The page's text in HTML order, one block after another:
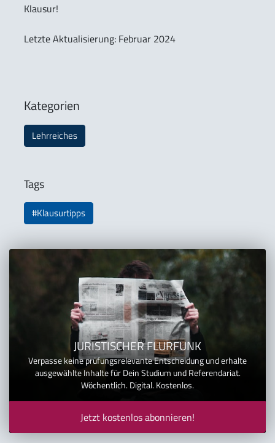
Klausur!
Letzte Aktualisierung: Februar 2024
Kategorien
Lehrreiches
Tags
#Klausurtipps
JURISTISCHER FLURFUNK
Verpasse keine prüfungsrelevante Entscheidung und erhalte
ausgewählte Inhalte für Dein Studium und Referendariat.
Wöchentlich. Digital. Kostenlos.
Jetzt kostenlos abonnieren!